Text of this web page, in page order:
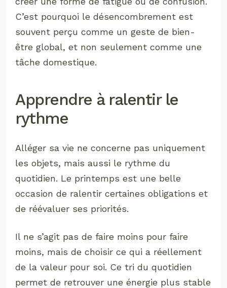
C’est pourquoi le désencombrement est
souvent perçu comme un geste de bien-
être global, et non seulement comme une
tâche domestique.
Apprendre à ralentir le
rythme
Alléger sa vie ne concerne pas uniquement
les objets, mais aussi le rythme du
quotidien. Le printemps est une belle
occasion de ralentir certaines obligations et
de réévaluer ses priorités.
Il ne s’agit pas de faire moins pour faire
moins, mais de choisir ce qui a réellement
de la valeur pour soi. Ce tri du quotidien
permet de retrouver une énergie plus stable